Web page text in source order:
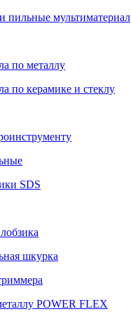
пильные мультиматериал
по металлу
по керамике и стеклу
SDS
шкурка
POWER FLEX